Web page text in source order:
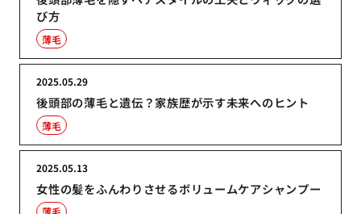
び方
薄毛
後頭部の薄毛と遺伝？家族歴が示す未来へのヒント
2025.05.29
薄毛
女性の髪をふんわりさせるボリュームケアシャンプー
2025.05.13